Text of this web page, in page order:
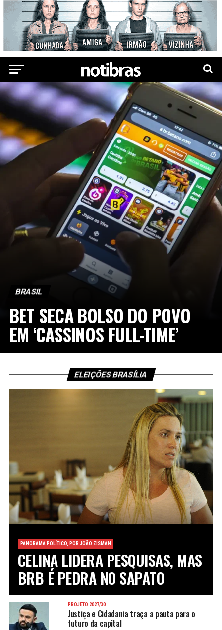
BRASIL
BET SECA BOLSO DO POVO
EM ‘CASSINOS FULL-TIME’
ELEIÇÕES BRASÍLIA
PANORAMA POLÍTICO, POR JOÃO ZISMAN
CELINA LIDERA PESQUISAS, MAS
BRB É PEDRA NO SAPATO
PROJETO 2027/30
Justiça e Cidadania traça a pauta para o
futuro da capital